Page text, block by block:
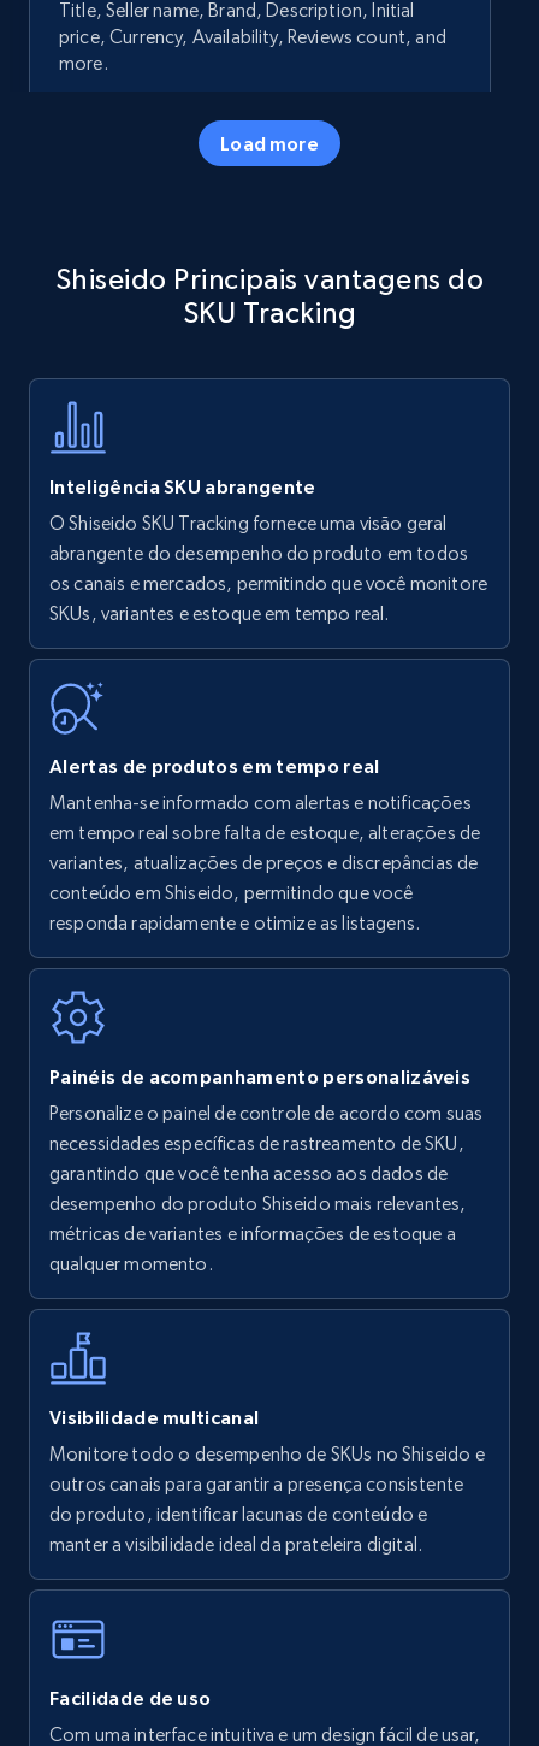
Title, Seller name, Brand, Description, Initial
price, Currency, Availability, Reviews count, and
more.
5.7K+ Comece agora
specific keywords
Title, Seller name, Brand, Description, Initial
Amazon products - find products by using
upc numbers
Title, Seller name, Brand, Description, Initial
price, Currency, Availability, Reviews count, and
35.3K+
Amazon Reviews
URL, Product name, Product rating, Product
rating object, Product rating max, Rating,
7.4K+
Walmart - products
URL, Final price, Sku, Currency, Gtin,
Specifications, Image urls, Top reviews, and
more.
using specific category URL
URL, Final price, Sku, Currency, Gtin,
Specifications, Image urls, Top reviews, and
more.
5.6K+ 877+ Comece agora
Walmart - products - Collects products by
specific keywords
Load more
Shiseido Principais vantagens do
SKU Tracking
Inteligência SKU abrangente
O Shiseido SKU Tracking fornece uma visão geral
abrangente do desempenho do produto em todos
os canais e mercados, permitindo que você monitore
SKUs, variantes e estoque em tempo real.
Alertas de produtos em tempo real
Mantenha-se informado com alertas e notificações
em tempo real sobre falta de estoque, alterações de
variantes, atualizações de preços e discrepâncias de
conteúdo em Shiseido, permitindo que você
responda rapidamente e otimize as listagens.
Painéis de acompanhamento personalizáveis
Personalize o painel de controle de acordo com suas
necessidades específicas de rastreamento de SKU,
garantindo que você tenha acesso aos dados de
desempenho do produto Shiseido mais relevantes,
métricas de variantes e informações de estoque a
qualquer momento.
Visibilidade multicanal
Monitore todo o desempenho de SKUs no Shiseido e
outros canais para garantir a presença consistente
do produto, identificar lacunas de conteúdo e
manter a visibilidade ideal da prateleira digital.
Facilidade de uso
Com uma interface intuitiva e um design fácil de usar,